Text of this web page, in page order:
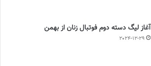
آغاز لیگ دسته دوم فوتبال زنان از بهمن
2024-12-29